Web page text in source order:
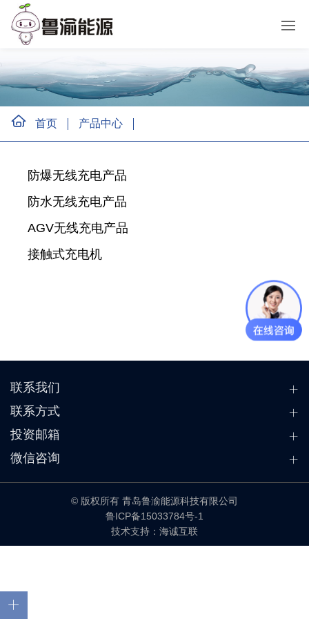
首页 产品中心
防爆无线充电产品
防水无线充电产品
AGV无线充电产品
接触式充电机
联系我们
联系方式
投资邮箱
微信咨询
© 版权所有 青岛鲁渝能源科技有限公司
鲁ICP备15033784号-1
技术支持：海诚互联